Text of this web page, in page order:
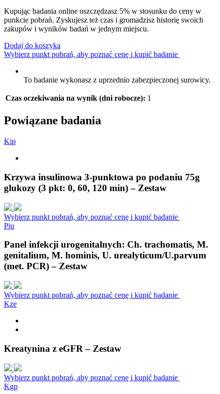
Kupując badania online oszczędzasz 5% w stosunku do ceny w
punkcie pobrań. Zyskujesz też czas i gromadzisz historię swoich
zakupów i wyników badań w jednym miejscu.
Dodaj do koszyka
Wybierz punkt pobrań, aby poznać cenę i kupić badanie
To badanie wykonasz z uprzednio zabezpieczonej surowicy.
Czas oczekiwania na wynik (dni robocze): 1
Powiązane badania
Kip
Krzywa insulinowa 3-punktowa po podaniu 75g
glukozy (3 pkt: 0, 60, 120 min) – Zestaw
Wybierz punkt pobrań, aby poznać cenę i kupić badanie
Piu
Panel infekcji urogenitalnych: Ch. trachomatis, M.
genitalium, M. hominis, U. urealyticum/U.parvum
(met. PCR) – Zestaw
Wybierz punkt pobrań, aby poznać cenę i kupić badanie
Kze
Kreatynina z eGFR – Zestaw
Wybierz punkt pobrań, aby poznać cenę i kupić badanie
Kgp